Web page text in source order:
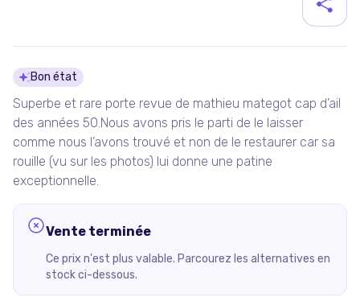
Détails du produit
Bon état
Superbe et rare porte revue de mathieu mategot cap d’ail
des années 50.Nous avons pris le parti de le laisser
comme nous l’avons trouvé et non de le restaurer car sa
rouille (vu sur les photos) lui donne une patine
exceptionnelle.
Vente terminée
Ce prix n'est plus valable. Parcourez les alternatives en
stock ci-dessous.